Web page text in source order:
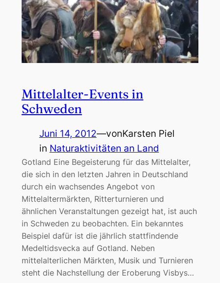
Mittelalter-Events in
Schweden
Juni 14, 2012—vonKarsten Piel
in Naturaktivitäten an Land
Gotland Eine Begeisterung für das Mittelalter,
die sich in den letzten Jahren in Deutschland
durch ein wachsendes Angebot von
Mittelaltermärkten, Ritterturnieren und
ähnlichen Veranstaltungen gezeigt hat, ist auch
in Schweden zu beobachten. Ein bekanntes
Beispiel dafür ist die jährlich stattfindende
Medeltidsvecka auf Gotland. Neben
mittelalterlichen Märkten, Musik und Turnieren
steht die Nachstellung der Eroberung Visbys…